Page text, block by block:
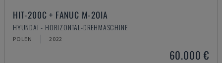
HIT-200C + FANUC M-20IA
HYUNDAI - HORIZONTAL-DREHMASCHINE
POLEN 2022
60.000 €